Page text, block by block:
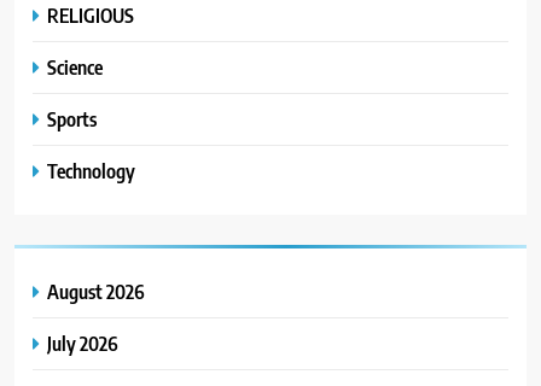
RELIGIOUS
Science
Sports
Technology
August 2026
July 2026